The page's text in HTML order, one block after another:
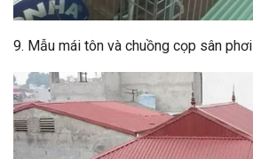
9. Mẫu mái tôn và chuồng cọp sân phơi